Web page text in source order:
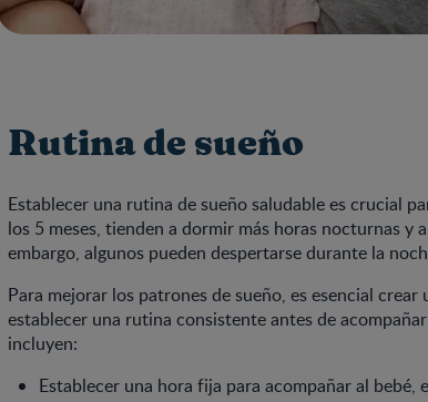
Rutina de sueño
Establecer una rutina de sueño saludable es crucial
los 5 meses, tienden a dormir más horas nocturnas y
embargo, algunos pueden despertarse durante la
Para mejorar los patrones de sueño, es esencial
establecer una rutina consistente antes de
incluyen:
Establecer una hora fija para acompañar al